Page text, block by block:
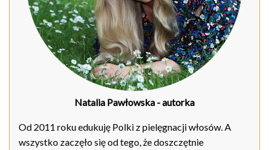
Natalia Pawłowska - autorka
Od 2011 roku edukuję Polki z pielęgnacji włosów. A
wszystko zaczęło się od tego, że doszczętnie